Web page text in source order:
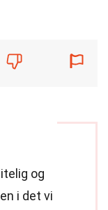
og
i det vi